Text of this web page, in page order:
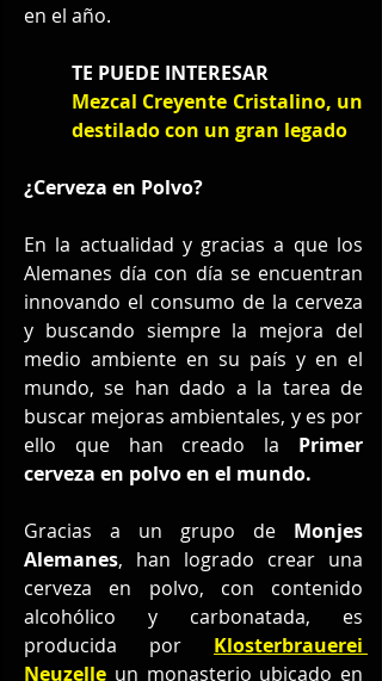
en el año.
TE PUEDE INTERESAR
Mezcal Creyente Cristalino, un
destilado con un gran legado
¿Cerveza en Polvo?
En la actualidad y gracias a que los
Alemanes día con día se encuentran
innovando el consumo de la cerveza
y buscando siempre la mejora del
medio ambiente en su país y en el
mundo, se han dado a la tarea de
buscar mejoras ambientales, y es por
ello que han creado la Primer
cerveza en polvo en el mundo.
Gracias a un grupo de Monjes
Alemanes, han logrado crear una
cerveza en polvo, con contenido
alcohólico y carbonatada, es
producida por Klosterbrauerei
Neuzelle un monasterio ubicado en